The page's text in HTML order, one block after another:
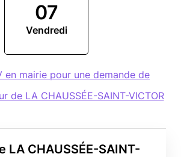
LA CHAUSSÉE-SAINT-
07
Vendredi
en mairie pour une demande de
de LA CHAUSSÉE-SAINT-VICTOR